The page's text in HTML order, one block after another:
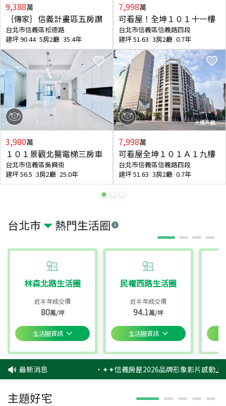
台北市 熱門生活圈
林森北路生活圈
近半年成交價
80萬/坪
生活圈資訊
民權西路生活圈
近半年成交價
94.1萬/坪
生活圈資訊
9,388萬
｛傳家｝信義計畫區五房讚
台北市信義區松德路
建坪90.44 5房2廳 35.4年
3,980萬
１０１景觀北醫電梯三房車
台北市信義區吳興街
建坪56.5 3房2廳 25.0年
7,998萬
可看屋！全坤１０１十一樓
台北市信義區信義路四段
建坪51.63 3房2廳 0.7年
7,998萬
可看屋全坤１０１Ａ１九樓
台北市信義區信義路四段
建坪51.63 3房2廳 0.7年
最新消息 ‧✦✦信義房屋2026品牌形象影片感動上
主題好宅